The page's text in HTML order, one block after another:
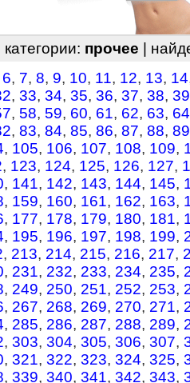
прочее |
6, 7, 8, 9, 10, 11, 12, 13, 14
, 33, 34, 35, 36, 37, 38, 39
, 58, 59, 60, 61, 62, 63, 64
, 83, 84, 85, 86, 87, 88, 89
, 105, 106, 107, 108, 109,
, 123, 124, 125, 126, 127,
, 141, 142, 143, 144, 145,
, 159, 160, 161, 162, 163,
, 177, 178, 179, 180, 181,
, 195, 196, 197, 198, 199,
, 213, 214, 215, 216, 217,
, 231, 232, 233, 234, 235,
, 249, 250, 251, 252, 253,
, 267, 268, 269, 270, 271,
, 285, 286, 287, 288, 289,
, 303, 304, 305, 306, 307,
, 321, 322, 323, 324, 325,
, 339, 340, 341, 342, 343,